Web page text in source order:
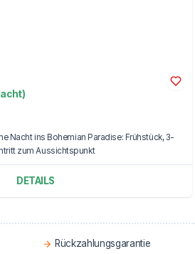
Nacht ins Bohemian Paradise: Frühstück, 3-
zum Aussichtspunkt
DETAILS
Rückzahlungsgarantie